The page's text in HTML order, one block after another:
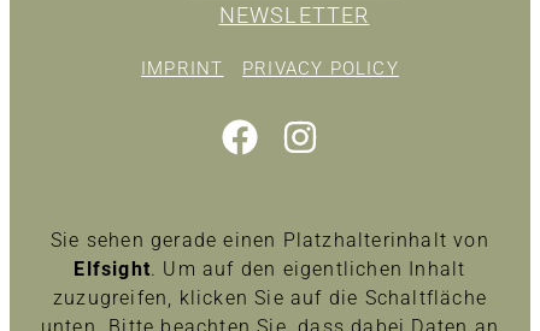
NEWSLETTER
IMPRINT PRIVACY POLICY
Sie sehen gerade einen Platzhalterinhalt von
Elfsight. Um auf den eigentlichen Inhalt
zuzugreifen, klicken Sie auf die Schaltfläche